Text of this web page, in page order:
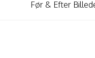
Før & Efter